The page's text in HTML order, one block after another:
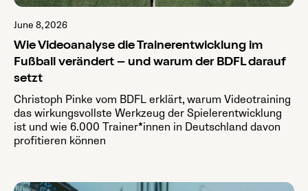
June 8, 2026
Wie Videoanalyse die Trainerentwicklung im
Fußball verändert – und warum der BDFL darauf
setzt
Christoph Pinke vom BDFL erklärt, warum Videotraining
das wirkungsvollste Werkzeug der Spielerentwicklung
ist und wie 6.000 Trainer*innen in Deutschland davon
profitieren können